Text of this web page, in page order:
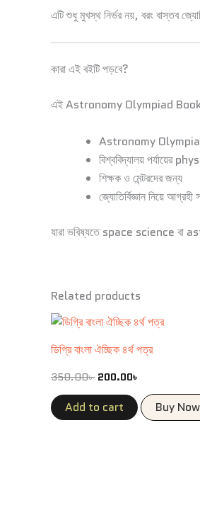
এটি শুধু মুখস্থ নির্ভর নয়, বরং বাস্তব
কারা এই বইটি পড়বে?
এই Astronomy Olympiad Book
Astronomy Olympiad
বিশ্ববিদ্যালয় পর্যায়ের
শিক্ষক ও মেন্টরদের জন্য
জ্যোতির্বিজ্ঞান নিয়ে
যারা ভবিষ্যতে space science বা
Related products
ডিগ্রি বাংলা ঐচ্ছিক ৪র্থ পত্র
350.00৳
Original
was:
350.00৳ .
200.00৳
Current
price
is:
200.00৳ .
Add to cart Buy Now